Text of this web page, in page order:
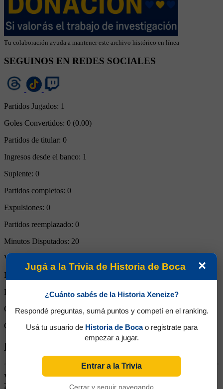
Tu colaboración ayuda a mantener este archivo histórico en línea
SEGUINOS EN REDES SOCIALES
Partidos Jugados: 1
Goles Convertidos: 0 (0.00)
Partidos de titular: 0
Ingresos desde el banco: 1
Suplente: 0
Partidos completos: 0
Expulsiones: 0
Partidos reemplazado: 0
Minutos Disputados: 20
Victorias:
Empates:
Derrotas:
Goles de Boca:2
Goles rivales: 2
Biografía de Pablo Martín Ledesma
Volante Derecho. Ganó 8 títulos (Aperturas 2003 y 2005, Clausura
2006, Sudamericanas 2004 y 2005, Recopa 2006, Libertadores
×
Jugá a la Trivia de Historia de Boca
¿Cuánto sabés de la Historia Xeneize?
Respondé preguntas, sumá puntos y competí en el ranking.
Usá tu usuario de Historia de Bocao registrate para
empezar a jugar.
Entrar a la Trivia
Cerrar y seguir navegando